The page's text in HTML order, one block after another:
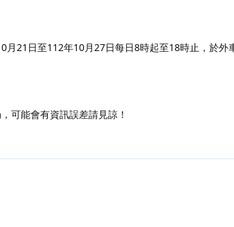
21日至112年10月27日每日8時起至18時止，於外
可能會有資訊誤差請見諒！